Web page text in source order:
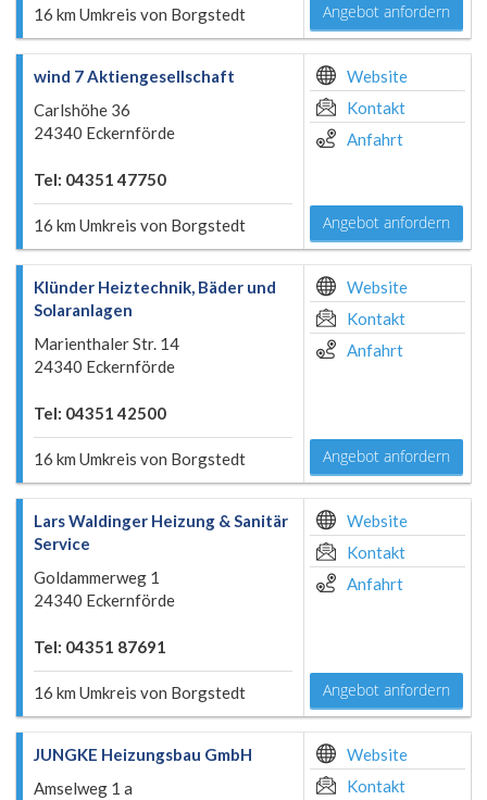
16 km Umkreis von Borgstedt Angebot anfordern
wind 7 Aktiengesellschaft
Carlshöhe 36
24340 Eckernförde
Tel: 04351 47750
16 km Umkreis von Borgstedt
Website
Kontakt
Anfahrt
Angebot anfordern
Klünder Heiztechnik, Bäder und
Solaranlagen
Marienthaler Str. 14
24340 Eckernförde
Tel: 04351 42500
16 km Umkreis von Borgstedt
Website
Kontakt
Anfahrt
Angebot anfordern
Lars Waldinger Heizung & Sanitär
Service
Goldammerweg 1
24340 Eckernförde
Tel: 04351 87691
16 km Umkreis von Borgstedt
Website
Kontakt
Anfahrt
Angebot anfordern
JUNGKE Heizungsbau GmbH
Amselweg 1 a
Website
Kontakt